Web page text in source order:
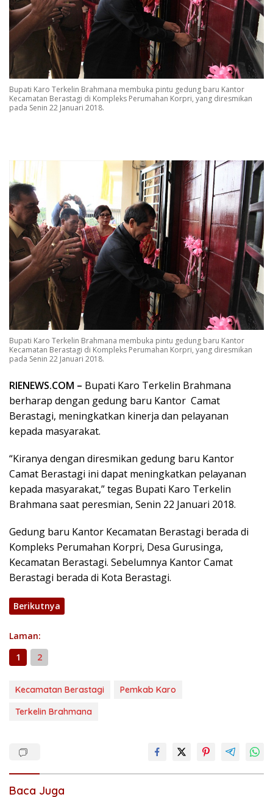
Bupati Karo Terkelin Brahmana membuka pintu gedung baru Kantor
Kecamatan Berastagi di Kompleks Perumahan Korpri, yang diresmikan
pada Senin 22 Januari 2018.
Bupati Karo Terkelin Brahmana membuka pintu gedung baru Kantor
Kecamatan Berastagi di Kompleks Perumahan Korpri, yang diresmikan
pada Senin 22 Januari 2018.
RIENEWS.COM – Bupati Karo Terkelin Brahmana
berharap dengan gedung baru Kantor Camat
Berastagi, meningkatkan kinerja dan pelayanan
kepada masyarakat.
“Kiranya dengan diresmikan gedung baru Kantor
Camat Berastagi ini dapat meningkatkan pelayanan
kepada masyarakat,” tegas Bupati Karo Terkelin
Brahmana saat peresmian, Senin 22 Januari 2018.
Gedung baru Kantor Kecamatan Berastagi berada di
Kompleks Perumahan Korpri, Desa Gurusinga,
Kecamatan Berastagi. Sebelumnya Kantor Camat
Berastagi berada di Kota Berastagi.
Berikutnya
Laman:
1
2
Kecamatan Berastagi
Pemkab Karo
Terkelin Brahmana
Baca Juga